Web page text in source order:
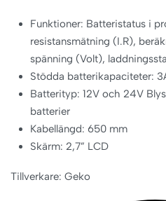
Funktioner: Batteristatus i
resistansmätning (I.R),
spänning (Volt),
Stödda batterikapaciteter:
Batterityp: 12V och 24V
batterier
Kabellängd: 650 mm
Skärm: 2,7” LCD
Tillverkare: Geko